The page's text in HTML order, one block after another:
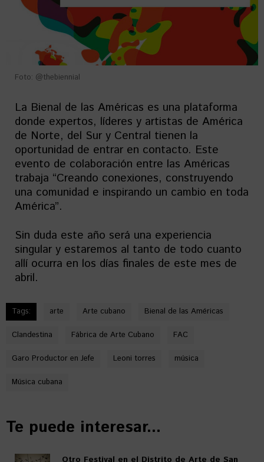
Foto: @thebiennial
La Bienal de las Américas es una plataforma
donde expertos, líderes y artistas de América
de Norte, del Sur y Central tienen la
oportunidad de entrar en contacto. Este
evento de colaboración entre las Américas
trabaja “Creando conexiones, construyendo
una comunidad e inspirando un cambio en toda
América”.
Sin duda este año será una experiencia
singular y estaremos al tanto de todo cuanto
allí ocurra en los días finales de este mes de
abril.
Tags: arte Arte cubano Bienal de las Américas
Clandestina Fábrica de Arte Cubano FAC
Garo Productor en Jefe Leoni torres música
Música cubana
Te puede interesar...
Otro Festival en el Distrito de Arte de San